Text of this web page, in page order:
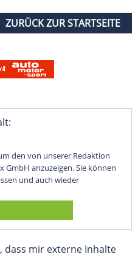
ZURÜCK ZUR STARTSEITE
den von unserer Redaktion
anzuzeigen. Sie können
und auch wieder
dass mir externe Inhalte